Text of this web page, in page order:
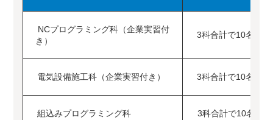
NCプログラミング科（企業実習付
き）
3科合計で10名
電気設備施工科（企業実習付き） 3科合計で10名
組込みプログラミング科 3科合計で10名